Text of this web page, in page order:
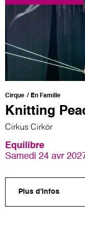
Cirque En Famille
Knitting
Cirkus Cirkör
Equilibre
Samedi 24 avr
Plus d'infos